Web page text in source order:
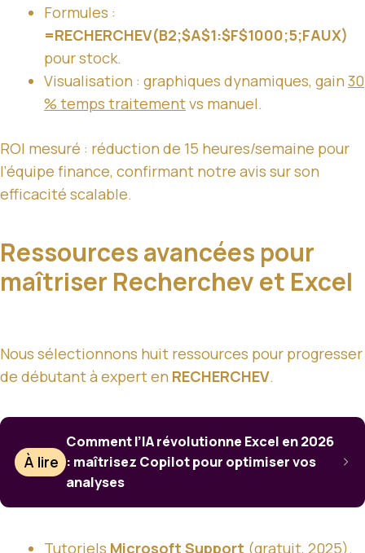
Formules :
=RECHERCHEV(B2;$A$1:$F$1000;5;FAUX)
pour stock.
Visualisation : graphiques dynamiques, gain 30
% temps traitementvs manuel.
ROI mesuré : réduction de 15 heures/semaine pour
l’équipe finance, confirmant notre avis sur son
efficacité scalable.
Ressources avancées pour
maîtriser Recherchev et Excel
Nous sélectionnons huit ressources pour progresser
de débutant à expert en RECHERCHEV.
À lire
Comment l’IA révolutionne Excel en 2026
: maîtrisez Copilot pour optimiser vos
analyses
Tutoriels Microsoft Support (gratuit, 2025).